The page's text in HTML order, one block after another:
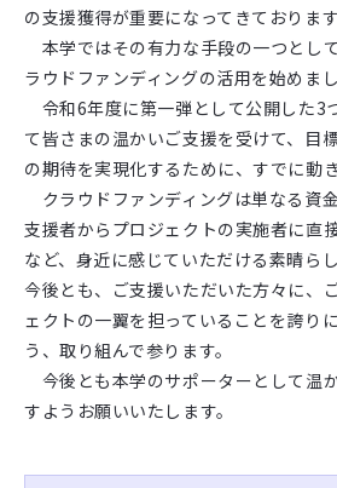
の支援獲得が重要になってきております
本学ではその有力な手段の一つとし
ラウドファンディングの活用を始めまし
令和6年度に第一弾として公開した3
て皆さまの温かいご支援を受けて、目
の期待を実現化するために、すでに動
クラウドファンディングは単なる資
支援者からプロジェクトの実施者に直
など、身近に感じていただける素晴ら
今後とも、ご支援いただいた方々に、
ェクトの一翼を担っていることを誇り
う、取り組んで参ります。
今後とも本学のサポーターとして温
すようお願いいたします。